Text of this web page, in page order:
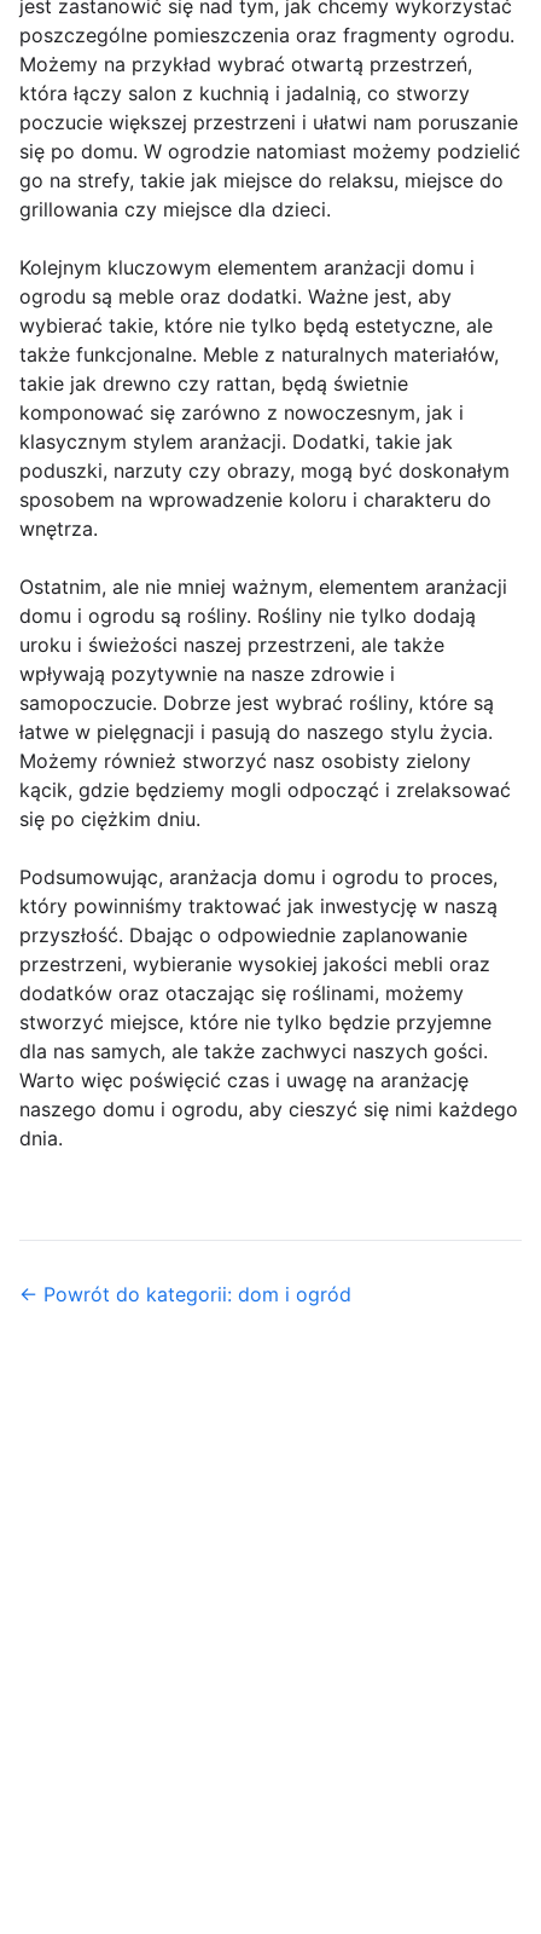
jest zastanowić się nad tym, jak chcemy wykorzystać
poszczególne pomieszczenia oraz fragmenty ogrodu.
Możemy na przykład wybrać otwartą przestrzeń,
która łączy salon z kuchnią i jadalnią, co stworzy
poczucie większej przestrzeni i ułatwi nam poruszanie
się po domu. W ogrodzie natomiast możemy podzielić
go na strefy, takie jak miejsce do relaksu, miejsce do
grillowania czy miejsce dla dzieci.
Kolejnym kluczowym elementem aranżacji domu i
ogrodu są meble oraz dodatki. Ważne jest, aby
wybierać takie, które nie tylko będą estetyczne, ale
także funkcjonalne. Meble z naturalnych materiałów,
takie jak drewno czy rattan, będą świetnie
komponować się zarówno z nowoczesnym, jak i
klasycznym stylem aranżacji. Dodatki, takie jak
poduszki, narzuty czy obrazy, mogą być doskonałym
sposobem na wprowadzenie koloru i charakteru do
wnętrza.
Ostatnim, ale nie mniej ważnym, elementem aranżacji
domu i ogrodu są rośliny. Rośliny nie tylko dodają
uroku i świeżości naszej przestrzeni, ale także
wpływają pozytywnie na nasze zdrowie i
samopoczucie. Dobrze jest wybrać rośliny, które są
łatwe w pielęgnacji i pasują do naszego stylu życia.
Możemy również stworzyć nasz osobisty zielony
kącik, gdzie będziemy mogli odpocząć i zrelaksować
się po ciężkim dniu.
Podsumowując, aranżacja domu i ogrodu to proces,
który powinniśmy traktować jak inwestycję w naszą
przyszłość. Dbając o odpowiednie zaplanowanie
przestrzeni, wybieranie wysokiej jakości mebli oraz
dodatków oraz otaczając się roślinami, możemy
stworzyć miejsce, które nie tylko będzie przyjemne
dla nas samych, ale także zachwyci naszych gości.
Warto więc poświęcić czas i uwagę na aranżację
naszego domu i ogrodu, aby cieszyć się nimi każdego
dnia.
← Powrót do kategorii: dom i ogród